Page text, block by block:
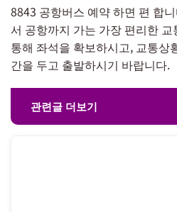
8843 공항버스 예약 하면 편 합
서 공항까지 가는 가장 편리한
통해 좌석을 확보하시고, 교통상
간을 두고 출발하시기 바랍니다.
관련글 더보기